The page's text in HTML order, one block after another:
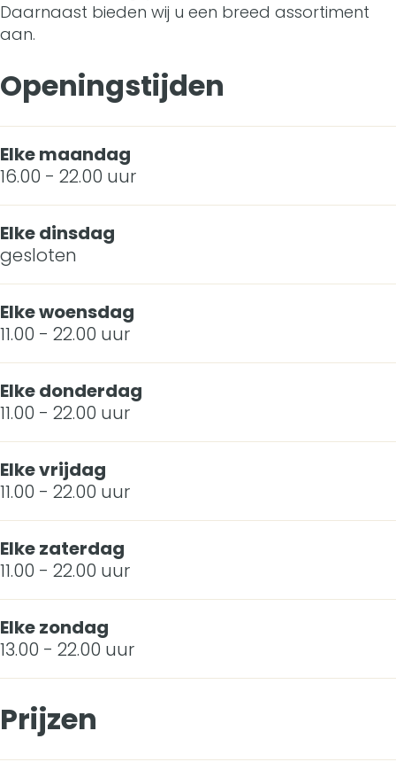
s
s
a
i
a
J
m
m
s
t
r
i
a
i
m
y
s
Daarnaast bieden wij u een breed assortiment
aan.
Openingstijden
Elke maandag
16.00 - 22.00 uur
Elke dinsdag
gesloten
Elke woensdag
11.00 - 22.00 uur
Elke donderdag
11.00 - 22.00 uur
Elke vrijdag
11.00 - 22.00 uur
Elke zaterdag
11.00 - 22.00 uur
Elke zondag
13.00 - 22.00 uur
Prijzen